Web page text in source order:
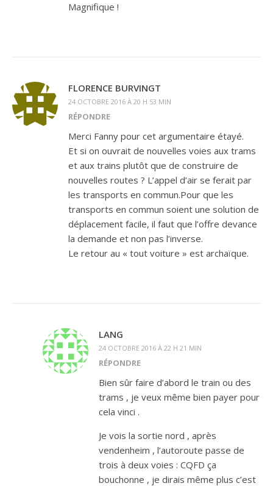
Magnifique !
FLORENCE BURVINGT
24 OCTOBRE 2016 À 20 H 53 MIN
RÉPONDRE
Merci Fanny pour cet argumentaire étayé.
Et si on ouvrait de nouvelles voies aux trams
et aux trains plutôt que de construire de
nouvelles routes ? L’appel d’air se ferait par
les transports en commun.Pour que les
transports en commun soient une solution de
déplacement facile, il faut que l’offre devance
la demande et non pas l’inverse.
Le retour au « tout voiture » est archaïque.
LANG
24 OCTOBRE 2016 À 22 H 21 MIN
RÉPONDRE
Bien sûr faire d’abord le train ou des
trams , je veux même bien payer pour
cela vinci .
Je vois la sortie nord , après
vendenheim , l’autoroute passe de
trois à deux voies : CQFD ça
bouchonne , je dirais même plus c’est